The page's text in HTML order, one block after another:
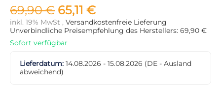
69,90 € 65,11 €
inkl. 19% MwSt , Versandkostenfreie Lieferung
Unverbindliche Preisempfehlung des Herstellers: 69,90 €
Sofort verfügbar
Lieferdatum: 14.08.2026 - 15.08.2026 (DE - Ausland
abweichend)